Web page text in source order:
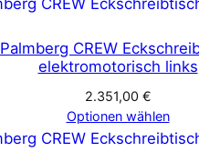
Palmberg CREW
elektromotorisch links
2.351,00 €
Optionen wählen